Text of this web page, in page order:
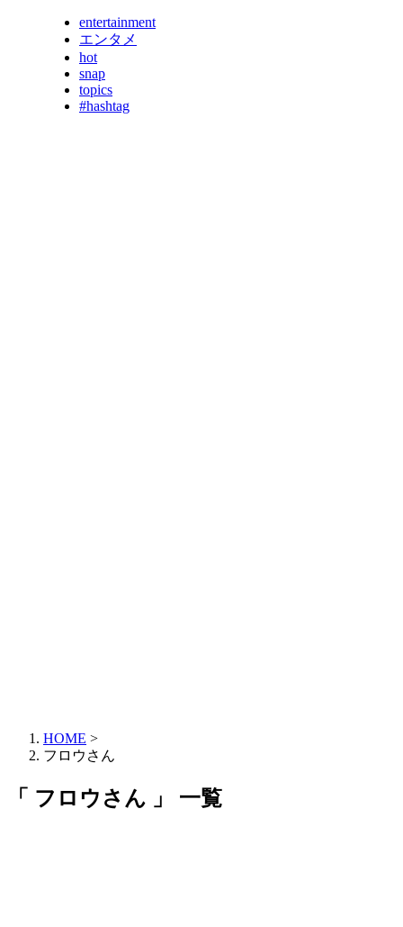
entertainment
エンタメ
hot
snap
topics
#hashtag
HOME >
フロウさん
「 フロウさん 」 一覧